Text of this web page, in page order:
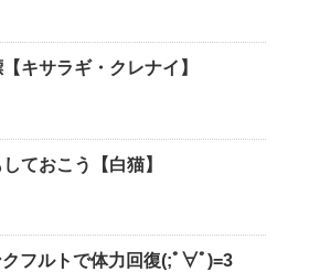
キサラギ・クレナイ】
ておこう【白猫】
クフルトで体力回復(;ﾟ∀ﾟ)=3